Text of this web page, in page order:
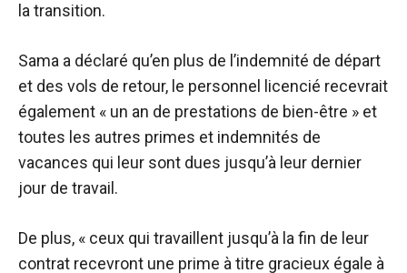
la transition.
Sama a déclaré qu’en plus de l’indemnité de départ
et des vols de retour, le personnel licencié recevrait
également « un an de prestations de bien-être » et
toutes les autres primes et indemnités de
vacances qui leur sont dues jusqu’à leur dernier
jour de travail.
De plus, « ceux qui travaillent jusqu’à la fin de leur
contrat recevront une prime à titre gracieux égale à